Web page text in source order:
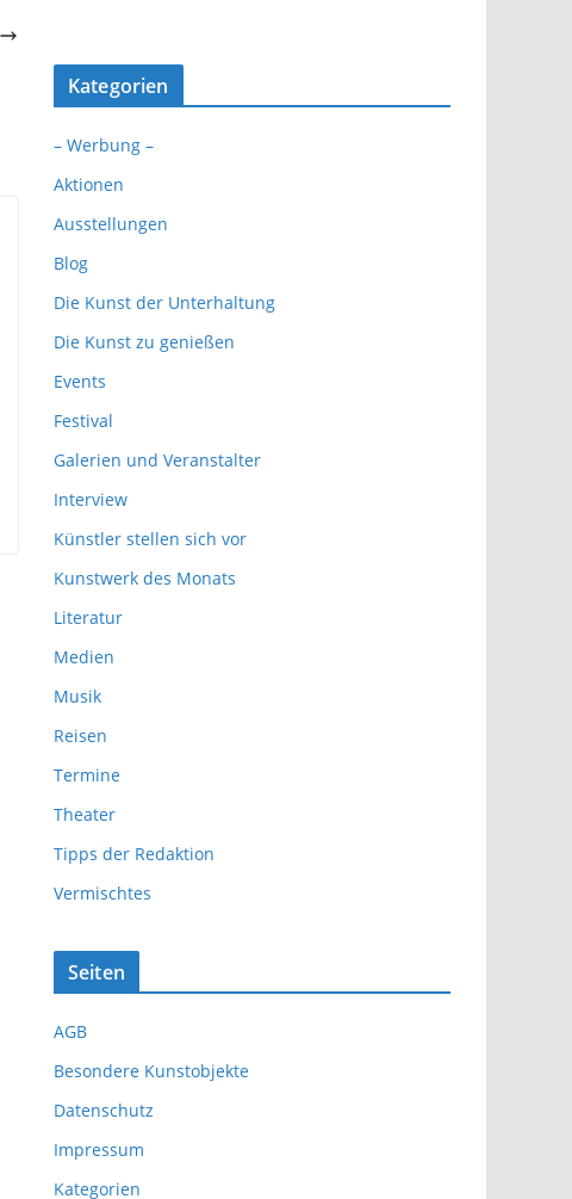
Kategorien
– Werbung –
Aktionen
Ausstellungen
Blog
Die Kunst der Unterhaltung
Die Kunst zu genießen
Events
Festival
Galerien und Veranstalter
Interview
Künstler stellen sich vor
Kunstwerk des Monats
Literatur
Medien
Musik
Reisen
Termine
Theater
Tipps der Redaktion
Vermischtes
Seiten
AGB
Besondere Kunstobjekte
Datenschutz
Impressum
Kategorien